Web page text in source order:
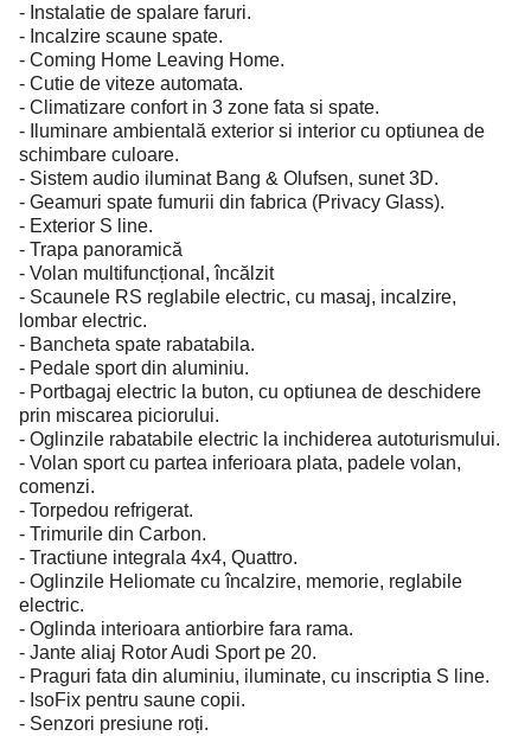
- Instalatie de spalare faruri.
- Incalzire scaune spate.
- Coming Home Leaving Home.
- Cutie de viteze automata.
- Climatizare confort in 3 zone fata si spate.
- Iluminare ambientală exterior si interior cu optiunea de
schimbare culoare.
- Sistem audio iluminat Bang & Olufsen, sunet 3D.
- Geamuri spate fumurii din fabrica (Privacy Glass).
- Exterior S line.
- Trapa panoramică
- Volan multifuncțional, încălzit
- Scaunele RS reglabile electric, cu masaj, incalzire,
lombar electric.
- Bancheta spate rabatabila.
- Pedale sport din aluminiu.
- Portbagaj electric la buton, cu optiunea de deschidere
prin miscarea piciorului.
- Oglinzile rabatabile electric la inchiderea autoturismului.
- Volan sport cu partea inferioara plata, padele volan,
comenzi.
- Torpedou refrigerat.
- Trimurile din Carbon.
- Tractiune integrala 4x4, Quattro.
- Oglinzile Heliomate cu încalzire, memorie, reglabile
electric.
- Oglinda interioara antiorbire fara rama.
- Jante aliaj Rotor Audi Sport pe 20.
- Praguri fata din aluminiu, iluminate, cu inscriptia S line.
- IsoFix pentru saune copii.
- Senzori presiune roți.